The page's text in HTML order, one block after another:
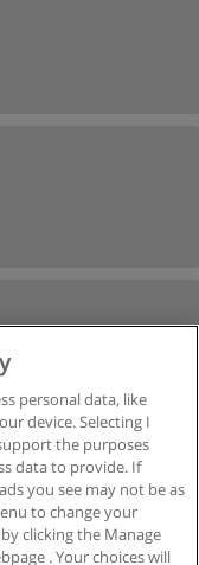
personal data, like
device. Selecting I
the purposes
data to provide. If
you see may not be as
to change your
clicking the Manage
. Your choices will